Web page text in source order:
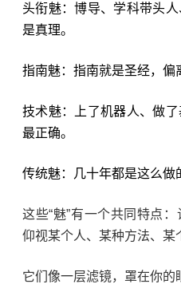
头衔魅：博导、学科带头
是真理。
指南魅：指南就是圣经，偏
技术魅：上了机器人、做了
最正确。
传统魅：几十年都是这么做
这些“魅”有一个共同特点
仰视某个人、某种方法、某
它们像一层滤镜，罩在你的